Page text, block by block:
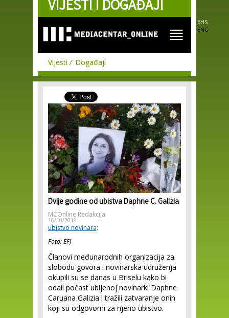
Skip to
main
VIJESTI I DOGAĐAJI
BHS
ENG
Vijesti Događaji
Dvije godine od ubistva Daphne C. Galizia
MCOnline Redakcija
16/10/2019
ubistvo novinara;
Foto: EFJ
Članovi međunarodnih organizacija za
slobodu govora i novinarska udruženja
okupili su se danas u Briselu kako bi
odali počast ubijenoj novinarki Daphne
Caruana Galizia i tražili zatvaranje onih
koji su odgovorni za njeno ubistvo.